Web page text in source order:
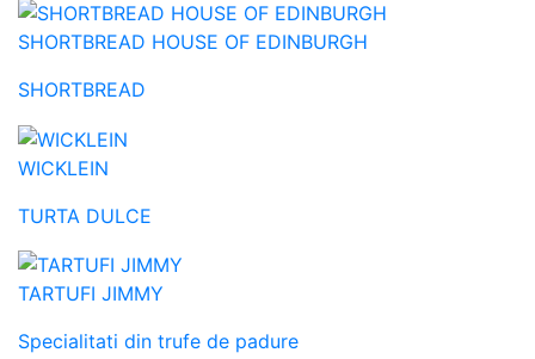
SHORTBREAD HOUSE OF EDINBURGH
SHORTBREAD
WICKLEIN
TURTA DULCE
TARTUFI JIMMY
Specialitati din trufe de padure